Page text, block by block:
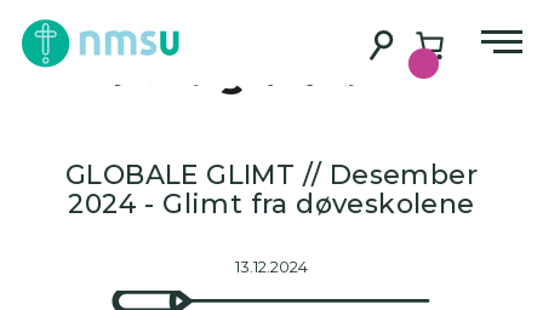
Innlegg 3/24 –
Madagaskar
GLOBALE GLIMT // Desember
2024 - Glimt fra døveskolene
13.12.2024